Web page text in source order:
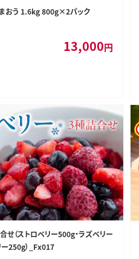
おう 1.6kg 800g×2パック
13,000円
せ（ストロベリー500g・ラズベリー
250g）_Fx017